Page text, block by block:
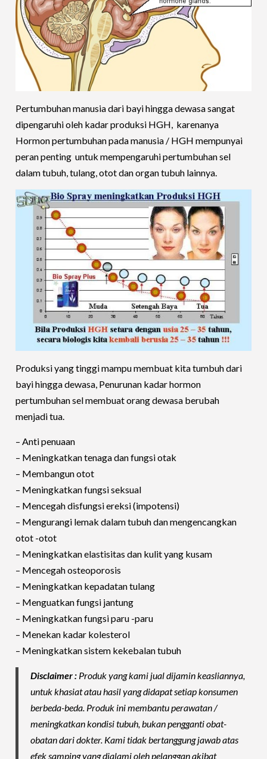
Pertumbuhan manusia dari bayi hingga dewasa sangat
dipengaruhi oleh kadar produksi HGH, karenanya
Hormon pertumbuhan pada manusia / HGH mempunyai
peran penting untuk mempengaruhi pertumbuhan sel
dalam tubuh, tulang, otot dan organ tubuh lainnya.
Produksi yang tinggi mampu membuat kita tumbuh dari
bayi hingga dewasa, Penurunan kadar hormon
pertumbuhan sel membuat orang dewasa berubah
menjadi tua.
– Anti penuaan
– Meningkatkan tenaga dan fungsi otak
– Membangun otot
– Meningkatkan fungsi seksual
– Mencegah disfungsi ereksi (impotensi)
– Mengurangi lemak dalam tubuh dan mengencangkan
otot -otot
– Meningkatkan elastisitas dan kulit yang kusam
– Mencegah osteoporosis
– Meningkatkan kepadatan tulang
– Menguatkan fungsi jantung
– Meningkatkan fungsi paru -paru
– Menekan kadar kolesterol
– Meningkatkan sistem kekebalan tubuh
Disclaimer : Produk yang kami jual dijamin keasliannya,
untuk khasiat atau hasil yang didapat setiap konsumen
berbeda-beda. Produk ini membantu perawatan /
meningkatkan kondisi tubuh, bukan pengganti obat-
obatan dari dokter. Kami tidak bertanggung jawab atas
efek samping yang dialami oleh pelanggan akibat